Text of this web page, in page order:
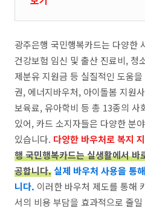
광주은행 국민행복카드는 다양한
건강보험 임신 및 출산 진료비, 청
제분유 지원금 등 실질적인 도움
권, 에너지바우처, 아이돌봄 지원
보육료, 유아학비 등 총 13종의 사
있어, 카드 소지자들은 다양한 분
있습니다. 다양한 바우처로 복지
행 국민행복카드는 실생활에서
공합니다. 실제 바우처 사용을 통
니다. 이러한 바우처 제도를 통해
서의 비용 부담을 효과적으로 줄